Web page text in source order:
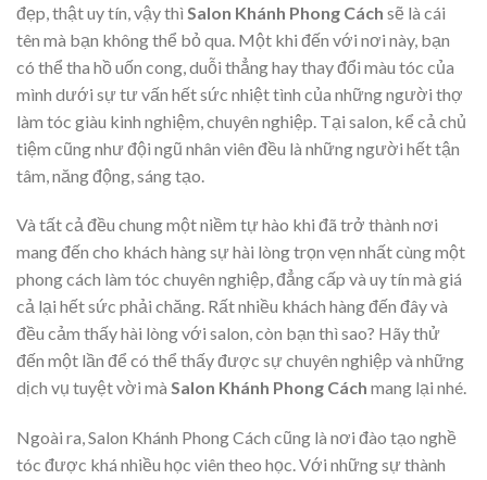
đẹp, thật uy tín, vậy thì Salon Khánh Phong Cách sẽ là cái
tên mà bạn không thể bỏ qua. Một khi đến với nơi này, bạn
có thể tha hồ uốn cong, duỗi thẳng hay thay đổi màu tóc của
mình dưới sự tư vấn hết sức nhiệt tình của những người thợ
làm tóc giàu kinh nghiệm, chuyên nghiệp. Tại salon, kể cả chủ
tiệm cũng như đội ngũ nhân viên đều là những người hết tận
tâm, năng động, sáng tạo.
Và tất cả đều chung một niềm tự hào khi đã trở thành nơi
mang đến cho khách hàng sự hài lòng trọn vẹn nhất cùng một
phong cách làm tóc chuyên nghiệp, đẳng cấp và uy tín mà giá
cả lại hết sức phải chăng. Rất nhiều khách hàng đến đây và
đều cảm thấy hài lòng với salon, còn bạn thì sao? Hãy thử
đến một lần để có thể thấy được sự chuyên nghiệp và những
dịch vụ tuyệt vời mà Salon Khánh Phong Cách mang lại nhé.
Ngoài ra, Salon Khánh Phong Cách cũng là nơi đào tạo nghề
tóc được khá nhiều học viên theo học. Với những sự thành